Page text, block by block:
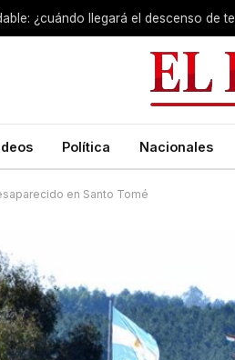
¿cuándo llegará el descenso de
Política Nacionales
en Santo Tomé